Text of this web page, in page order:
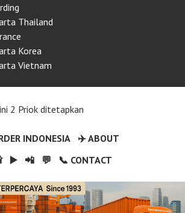
Thailand
Korea
Vietnam
2 Priok ditetapkan
INDONESIA
✈️ ABOUT
▶️ 📲 💬 📞 CONTACT